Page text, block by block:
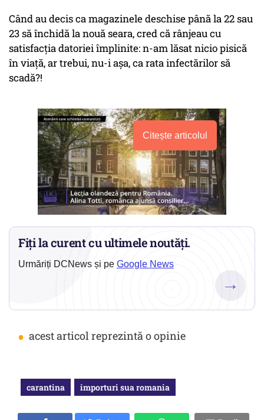
Când au decis ca magazinele deschise până la 22 sau
23 să închidă la nouă seara, cred că rânjeau cu
satisfacția datoriei împlinite: n-am lăsat nicio pisică
în viață, ar trebui, nu-i așa, ca rata infectărilor să
scadă?!
Citește articolul
Fiți la curent cu ultimele noutăți.
Urmăriți DCNews și pe Google News
→
• acest articol reprezintă o opinie
carantina importuri sua romania